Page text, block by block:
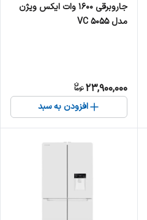
جاروبرقی 1600 وات ایکس ویژن
مدل VC 5055
23,900,000
افزودن به سبد